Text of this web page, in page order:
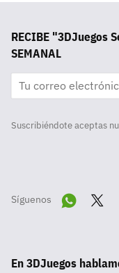
RECIBE "3DJuegos
SEMANAL
Suscribiéndote aceptas
Síguenos
pp
En 3DJuegos